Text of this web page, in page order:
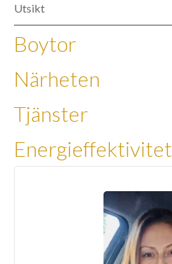
Utsikt
Boytor
Närheten
Tjänster
Energieffektivitet